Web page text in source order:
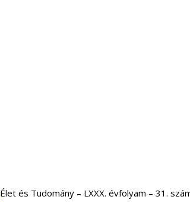
Élet és Tudomány – LXXX. évfolyam – 31.